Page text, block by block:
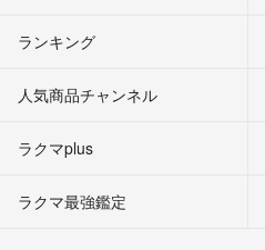
ランキング
人気商品チャンネル
ラクマplus
ラクマ最強鑑定